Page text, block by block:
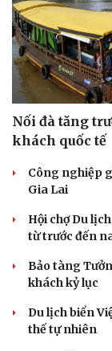
Nối đà tăng
khách quốc tế
Công nghiệp
Gia Lai
Hội chợ Du
từ trước đến
Bảo tàng
khách kỷ lục
Du lịch biển
thế tự nhiên